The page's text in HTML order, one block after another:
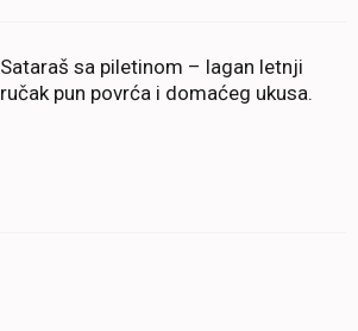
Sataraš sa piletinom – lagan letnji
ručak pun povrća i domaćeg ukusa.